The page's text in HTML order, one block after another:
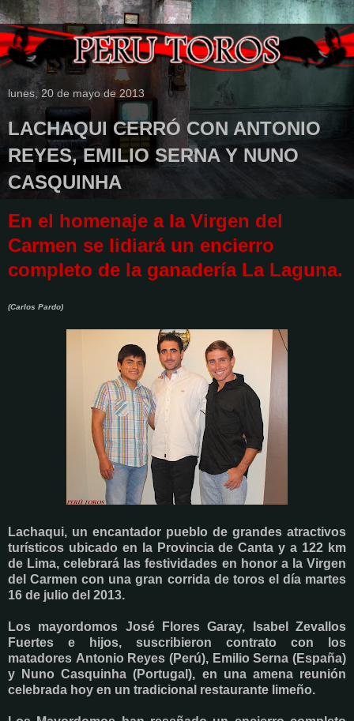
lunes, 20 de mayo de 2013
LACHAQUI CERRÓ CON ANTONIO
REYES, EMILIO SERNA Y NUNO
CASQUINHA
En el homenaje a la Virgen del
Carmen se lidiará un encierro
completo de la ganadería La Laguna.
(Carlos Pardo)
Lachaqui, un encantador pueblo de grandes atractivos
turísticos ubicado en la Provincia de Canta y a 122 km
de Lima, celebrará las festividades en honor a la Virgen
del Carmencon una gran corrida de toros el día martes
16 de julio del 2013.
Los mayordomos José Flores Garay, Isabel Zevallos
Fuertes e hijos, suscribieron contrato con los
matadores Antonio Reyes (Perú), Emilio Serna (España)
y Nuno Casquinha (Portugal), en una amena reunión
celebrada hoy en un tradicional restaurante limeño.